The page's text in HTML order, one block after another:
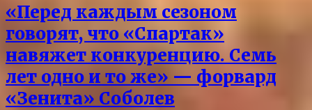
«Перед каждым сезоном
говорят, что «Спартак»
навяжет конкуренцию. Семь
лет одно и то же» — форвард
«Зенита» Соболев